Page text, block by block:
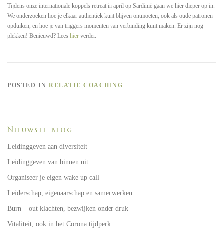
Tijdens onze internationale koppels retreat in april op Sardinië gaan we hier dieper op in.
We onderzoeken hoe je elkaar authentiek kunt blijven ontmoeten, ook als oude patronen
opduiken, en hoe je van triggers momenten van verbinding kunt maken. Er zijn nog
plekken! Benieuwd? Lees hier verder.
POSTED IN RELATIE COACHING
Nieuwste blog
Leidinggeven aan diversiteit
Leidinggeven van binnen uit
Organiseer je eigen wake up call
Leiderschap, eigenaarschap en samenwerken
Burn – out klachten, bezwijken onder druk
Vitaliteit, ook in het Corona tijdperk